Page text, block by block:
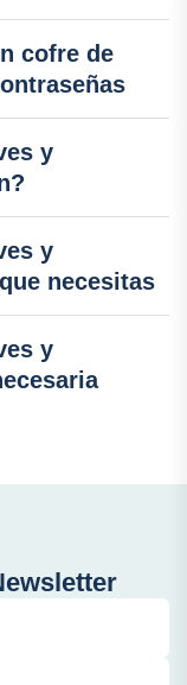
cofre de
y
y
necesitas
y